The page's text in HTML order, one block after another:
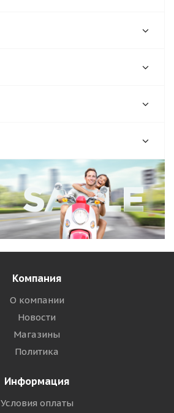
Компания
О компании
Новости
Магазины
Политика
Информация
Условия оплаты